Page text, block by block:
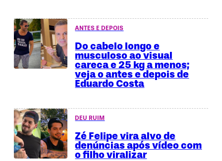
ANTES E DEPOIS
Do cabelo longo e
musculoso ao visual
careca e 25 kg a menos;
veja o antes e depois de
Eduardo Costa
DEU RUIM
Zé Felipe vira alvo de
denúncias após vídeo com
o filho viralizar